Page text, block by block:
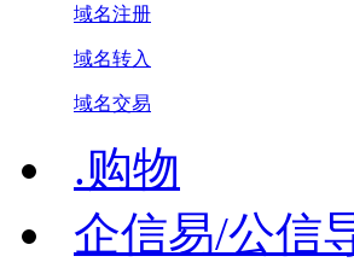
域名注册
域名转入
域名交易
.购物
企信易/公信